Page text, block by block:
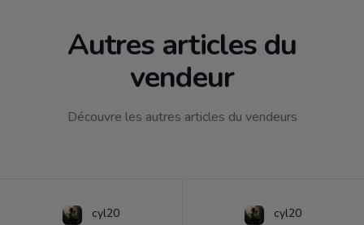
Autres articles du
vendeur
Découvre les autres articles du vendeurs
cyl20 cyl20